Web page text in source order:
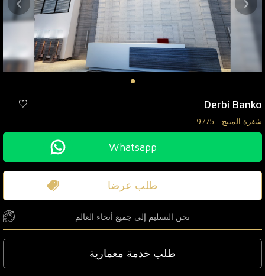
Derbi Banko
شفرة المنتج : 9775
Whatsapp
طلب عرضا
نحن التسليم إلى جميع أنحاء العالم
طلب خدمة معمارية